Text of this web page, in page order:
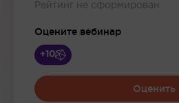
Рейтинг не сформирован
Оцените вебинар
+10
Оценить